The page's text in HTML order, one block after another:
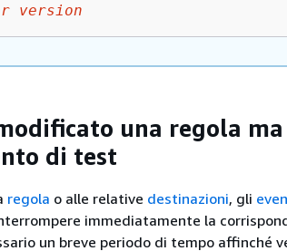
version
una regola
di test
regola o alle relative destinazioni, gli
immediatamente la
un breve periodo di tempo affinché